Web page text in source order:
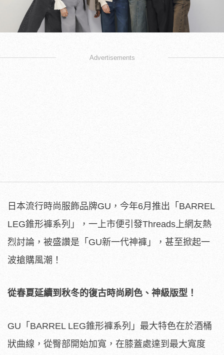
Advertisements
日本流行時尚服飾品牌GU，今年6月推出「BARREL
LEG錐形褲系列」，一上市便引發Threads上網友熱
烈討論，被盛讚是「GU新一代神褲」，甚至掀起一
波搶購風潮！
從春夏延續到秋冬的復古時尚刷色、神級版型！
GU「BARREL LEG錐形褲系列」最大特色在於酒桶
狀曲線，從臀部開始加寬，在膝蓋處達到最大寬度